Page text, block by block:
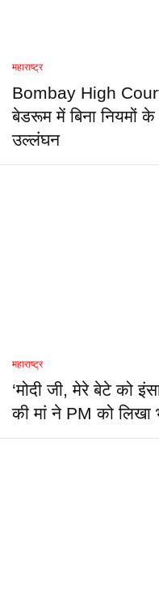
महाराष्ट्र
Bombay High
बेडरूम में बिना नियमों के
उल्लंघन
महाराष्ट्र
‘मोदी जी, मेरे बेटे को
की मां ने PM को लिखा